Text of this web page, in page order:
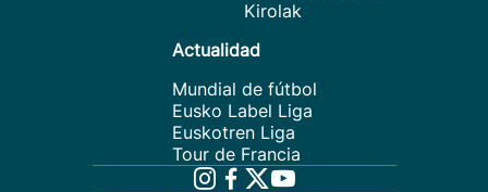
Kirolak
Actualidad
Mundial de fútbol
Eusko Label Liga
Euskotren Liga
Tour de Francia